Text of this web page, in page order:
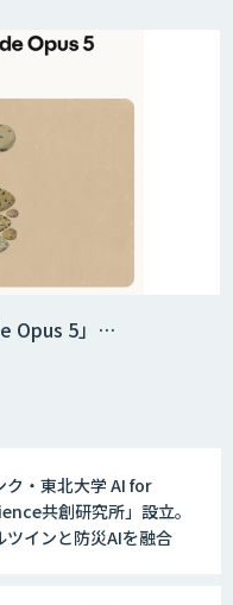
ェント「OfficeAI社
エージェントDRIVE
Opus 5」…
ク・東北大学 AI for
共創研究所」設立。
ツインと防災AIを融合